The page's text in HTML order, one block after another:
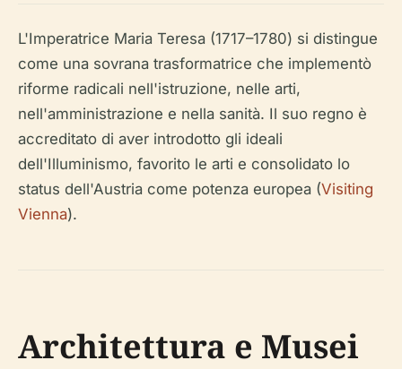
L'Imperatrice Maria Teresa (1717–1780) si distingue
come una sovrana trasformatrice che implementò
riforme radicali nell'istruzione, nelle arti,
nell'amministrazione e nella sanità. Il suo regno è
accreditato di aver introdotto gli ideali
dell'Illuminismo, favorito le arti e consolidato lo
status dell'Austria come potenza europea (Visiting
Vienna).
Architettura e Musei